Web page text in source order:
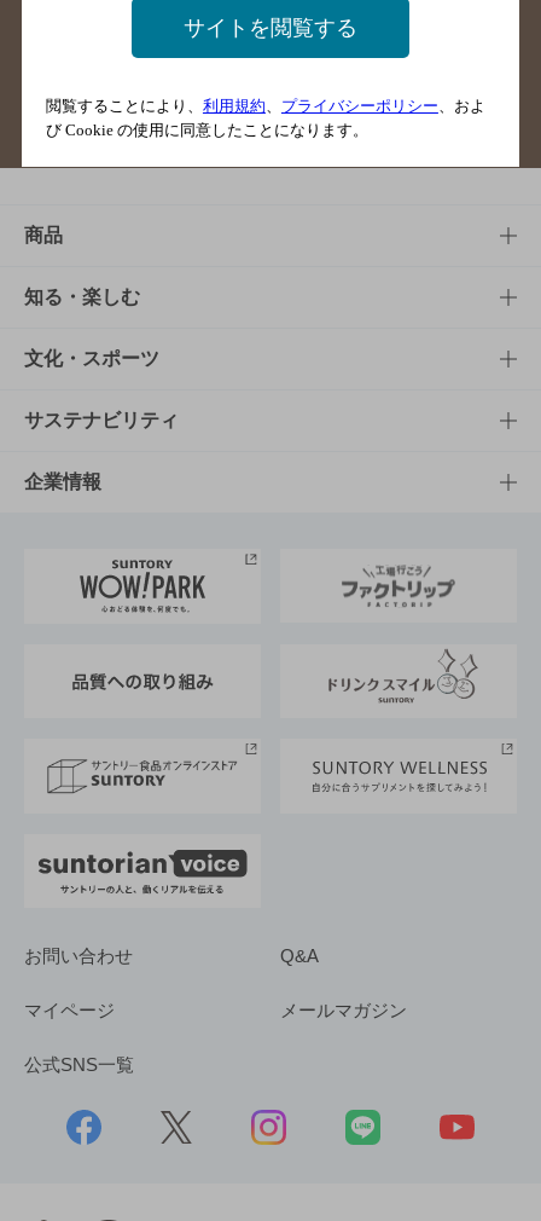
掲載店舗様ログイン
サイトマップ ご意見・ご感想
商品
商品TOP
商品一覧
商品発売情報
栄養成分一覧
知る・楽しむ
知る・楽しむTOP
キャンペーン
工場見学
地域情報
文化・スポーツ
文化・スポーツTOP
サントリーホール
サントリーサンバーズ大阪
サステナビリティ
サステナビリティTOP
サントリーが考えるサステナビリティ経営
企業情報
企業概要
採用情報
お問い合わせ Q&A
マイページ メールマガジン
公式SNS一覧
サイトを閲覧する
閲覧することにより、 利用規約 プライバシーポリシー 、およ
び Cookie の使用に同意したことになります。